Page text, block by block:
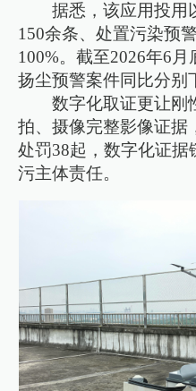
据悉，该应用投用
150余条、处置污染预
100%。截至2026年6
扬尘预警案件同比分别
数字化取证更让刚
拍、摄像完整影像证据
处罚38起，数字化证
污主体责任。